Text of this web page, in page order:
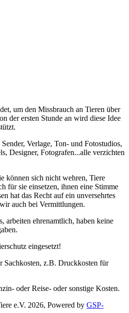
um den Missbrauch an Tieren über
der ersten Stunde an wird diese Idee
Verlage, Ton- und Fotostudios,
Designer, Fotografen...alle verzichten
können sich nicht wehren, Tiere
für sie einsetzen, ihnen eine Stimme
hat das Recht auf ein unversehrtes
auch bei Vermittlungen.
arbeiten ehrenamtlich, haben keine
eingesetzt!
Sachkosten, z.B. Druckkosten für
oder Reise- oder sonstige Kosten.
e.V. 2026, Powered by GSP-